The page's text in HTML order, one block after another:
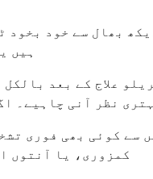
بھال سے خود
ہیں
علاج کے بعد
نظر آنی چاہیے۔
سے کوئی بھی فوری
کمزوری، یا آنتوں